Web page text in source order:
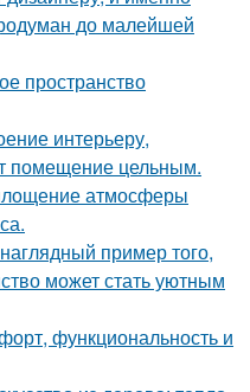
до малейшей
пространство
интерьеру,
помещение цельным.
атмосферы
пример того,
может стать уютным
функциональность и